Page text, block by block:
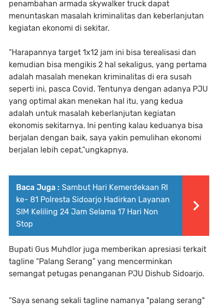
penambahan armada skywalker truck dapat
menuntaskan masalah kriminalitas dan keberlanjutan
kegiatan ekonomi di sekitar.
“Harapannya target 1x12 jam ini bisa terealisasi dan
kemudian bisa mengikis 2 hal sekaligus, yang pertama
adalah masalah menekan kriminalitas di era susah
seperti ini, pasca Covid. Tentunya dengan adanya PJU
yang optimal akan menekan hal itu, yang kedua
adalah untuk masalah keberlanjutan kegiatan
ekonomis sekitarnya. Ini penting kalau keduanya bisa
berjalan dengan baik, saya yakin pemulihan ekonomi
berjalan lebih cepat,”ungkapnya.
Baca Juga : Sambut Hari Kemerdekaan RI
ke- 81 Polresta Sidoarjo Hadirkan Layanan
SIM Keliling 24 Jam Selama 17 Hari Non
Stop
Bupati Gus Muhdlor juga memberikan apresiasi terkait
tagline “Palang Serang” yang mencerminkan
semangat petugas penanganan PJU Dishub Sidoarjo.
“Saya senang sekali tagline namanya "palang serang"